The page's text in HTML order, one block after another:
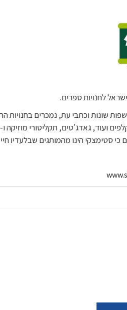
לחנויות ספרים.
שונות וכתבי עת, נמכרים בחנויות
סטימצקי הינו מהמותגים שבלעדיו חיי